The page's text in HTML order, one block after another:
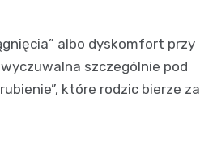
albo dyskomfort przy
szczególnie pod
które rodzic bierze za